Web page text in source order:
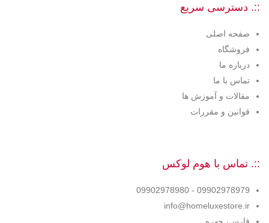
::. دسترسی سریع
صفحه اصلی
فروشگاه
درباره ما
تماس با ما
مقالات و آموزش ها
قوانین و مقررات
::. تماس با هوم لوکس
09902978979 - 09902978980
info@homeluxestore.ir
فارس، جهرم